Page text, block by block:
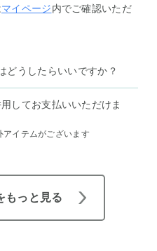
マイページ内でご確認いただ
どうしたらいいですか？
してお支払いいただけま
イテムがございます
もっと見る